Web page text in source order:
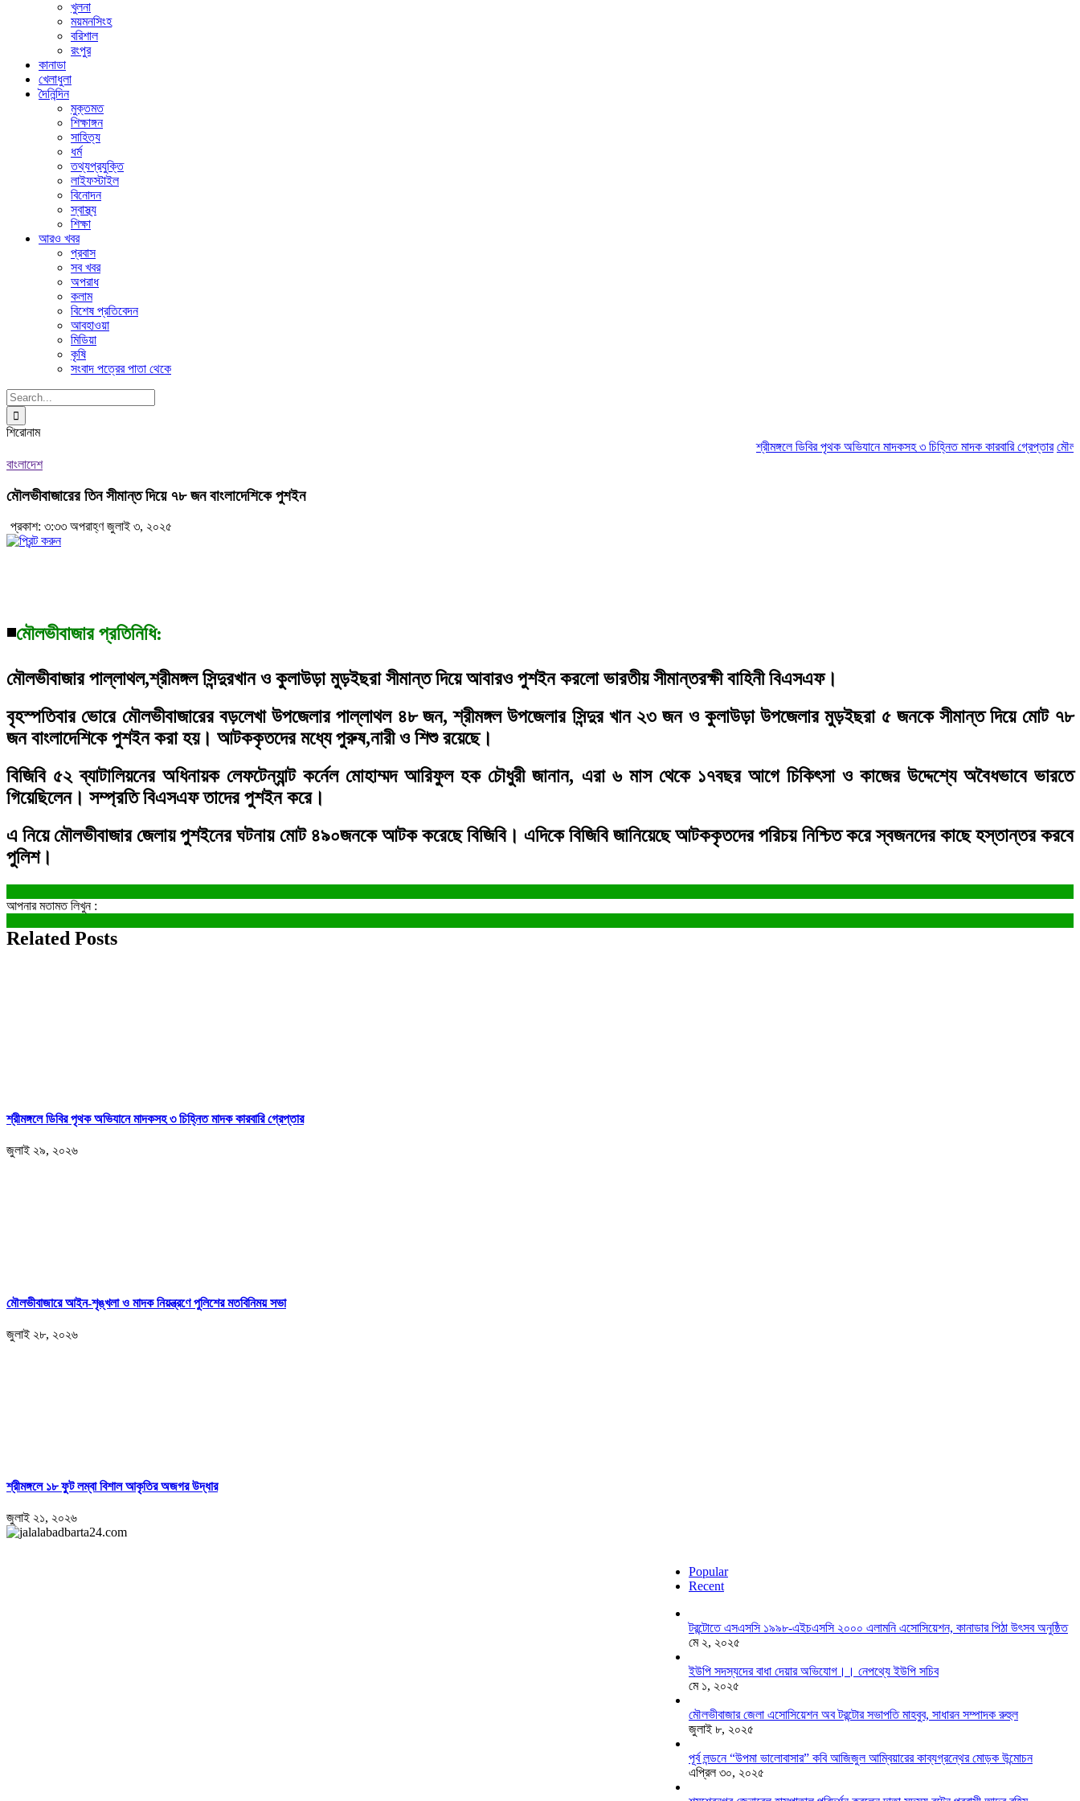
খুলনা
ময়মনসিংহ
বরিশাল
রংপুর
কানাডা
খেলাধুলা
দৈনিন্দিন
মুক্তমত
শিক্ষাঙ্গন
সাহিত্য
ধর্ম
তথ্যপ্রযুক্তি
লাইফস্টাইল
বিনোদন
স্বাস্থ্য
শিক্ষা
আরও খবর
প্রবাস
সব খবর
অপরাধ
কলাম
বিশেষ প্রতিবেদন
আবহাওয়া
মিডিয়া
কৃষি
সংবাদ পত্রের পাতা থেকে
Search
for:
শিরোনাম
শ্রীমঙ্গলে ডিবির পৃথক অভিযানে মাদকসহ ৩ চিহ্নিত মাদক কারবারি গ্রেপ্তার
বাংলাদেশ
মৌলভীবাজারের তিন সীমান্ত দিয়ে ৭৮ জন বাংলাদেশিকে পুশইন
প্রকাশ: ৩:৩৩ অপরাহ্ণ জুলাই ৩, ২০২৫
◾মৌলভীবাজার প্রতিনিধি:
মৌলভীবাজার পাল্লাথল,শ্রীমঙ্গল সিন্দুরখান ও কুলাউড়া মুড়ইছরা সীমান্ত দিয়ে আবারও‌ পুশইন করলো ভারতীয় সীমান্তরক্ষী বাহিনী বিএসএফ।
বৃহস্পতিবার ভোরে মৌলভীবাজারের বড়লেখা উপজেলার পাল্লাথল ৪৮ জন, শ্রীমঙ্গল উপজেলার সিন্দুর খান ২৩ জন ও কুলাউড়া উপজেলার মুড়ইছরা ৫ জনকে সীমান্ত দিয়ে মোট ৭৮
জন বাংলাদেশিকে পুশইন করা হয়। আটককৃতদের মধ্যে পুরুষ,নারী ও শিশু রয়েছে।
বিজিবি ৫২ ব্যাটালিয়নের অধিনায়ক লেফটেন্যান্ট কর্নেল মোহাম্মদ আরিফুল হক চৌধুরী জানান, এরা ৬ মাস থেকে ১৭বছর আগে চিকিৎসা ও কাজের উদ্দেশ্যে অবৈধভাবে ভারতে
গিয়েছিলেন। সম্প্রতি বিএসএফ তাদের পুশইন করে।
এ নিয়ে মৌলভীবাজার জেলায় পুশইনের ঘটনায় মোট ৪৯০জনকে আটক করেছে বিজিবি। এদিকে বিজিবি জানিয়েছে আটককৃতদের পরিচয় নিশ্চিত করে স্বজনদের কাছে হস্তান্তর করবে
পুলিশ।
আপনার মতামত লিখুন :
Related Posts
শ্রীমঙ্গলে ডিবির পৃথক অভিযানে মাদকসহ ৩ চিহ্নিত মাদক কারবারি গ্রেপ্তার
জুলাই ২৯, ২০২৬
মৌলভীবাজারে আইন-শৃঙ্খলা ও মাদক নিয়ন্ত্রণে পুলিশের মতবিনিময় সভা
জুলাই ২৮, ২০২৬
শ্রীমঙ্গলে ১৮ ফুট লম্বা বিশাল আকৃতির অজগর উদ্ধার
জুলাই ২১, ২০২৬
Popular
Recent
টরন্টোতে এসএসসি ১৯৯৮-এইচএসসি ২০০০ এলামনি এসোসিয়েশন, কানাডার পিঠা উৎসব অনুষ্ঠিত
মে ২, ২০২৫
ইউপি সদস্যদের বাধা দেয়ার অভিযোগ।। নেপথ্যে ইউপি সচিব
মে ১, ২০২৫
মৌলভীবাজার জেলা এসোসিয়েশন অব টরন্টোর সভাপতি মাহবুব, সাধারন সম্পাদক রুহুল
জুলাই ৮, ২০২৫
পূর্ব লন্ডনে “উপমা ভালোবাসার” কবি আজিজুল আম্বিয়ারের কাব্যগ্রন্থের মোড়ক উন্মোচন
এপ্রিল ৩০, ২০২৫